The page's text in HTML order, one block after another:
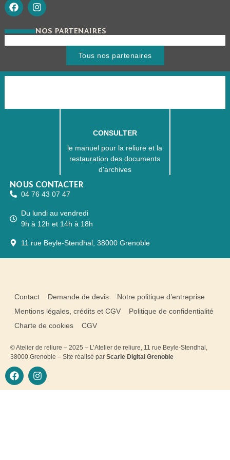
NOS PARTENAIRES
Tous nos partenaires
CONSULTER
le manuel pour la reliure et la
restauration des documents
d'archives
NOUS CONTACTER
04 76 43 07 47
Du lundi au vendredi
9h à 12h et 14h à 18h
11 rue Beyle-Stendhal, 38000 Grenoble
Contact Demande de devis
Notre politique d’entreprise
Mentions légales, crédits et CGV
Politique de confidentialité
Charte de cookies
CGV
© Atelier de reliure – 2025 – L’Atelier de reliure, 11 rue Beyle-Stendhal,
38000 Grenoble – Site réalisé par Scarle Digital Grenoble